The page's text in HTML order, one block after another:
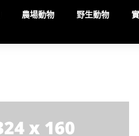
農場動物 野生動物